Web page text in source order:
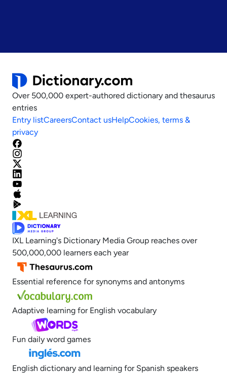
Over 500,000 expert-authored dictionary and thesaurus
entries
Entry listCareersContact usHelpCookies, terms &
privacy
IXL Learning's Dictionary Media Group reaches over
500,000,000 learners each year
Essential reference for synonyms and antonyms
Adaptive learning for English vocabulary
Fun daily word games
English dictionary and learning for Spanish speakers